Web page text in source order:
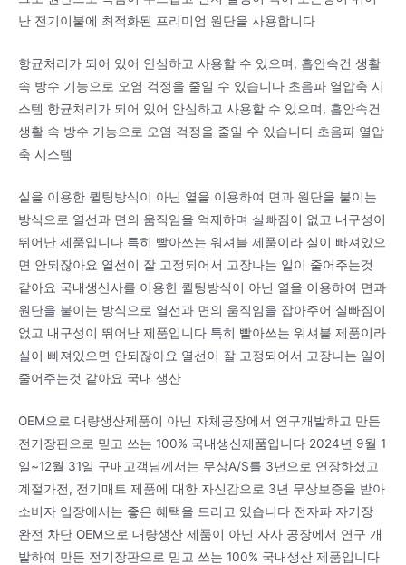
난 전기이불에 최적화된 프리미엄 원단을 사용합니다
항균처리가 되어 있어 안심하고 사용할 수 있으며, 흡안속건 생활
속 방수 기능으로 오염 걱정을 줄일 수 있습니다 초음파 열압축 시
스템 항균처리가 되어 있어 안심하고 사용할 수 있으며, 흡안속건
생활 속 방수 기능으로 오염 걱정을 줄일 수 있습니다 초음파 열압
축 시스템
실을 이용한 퀼팅방식이 아닌 열을 이용하여 면과 원단을 붙이는
방식으로 열선과 면의 움직임을 억제하며 실빠짐이 없고 내구성이
뛰어난 제품입니다 특히 빨아쓰는 워셔블 제품이라 실이 빠져있으
면 안되잖아요 열선이 잘 고정되어서 고장나는 일이 줄어주는것
같아요 국내생산사를 이용한 퀼팅방식이 아닌 열을 이용하여 면과
원단을 붙이는 방식으로 열선과 면의 움직임을 잡아주어 실빠짐이
없고 내구성이 뛰어난 제품입니다 특히 빨아쓰는 워셔블 제품이라
실이 빠져있으면 안되잖아요 열선이 잘 고정되어서 고장나는 일이
줄어주는것 같아요 국내 생산
OEM으로 대량생산제품이 아닌 자체공장에서 연구개발하고 만든
전기장판으로 믿고 쓰는 100% 국내생산제품입니다 2024년 9월 1
일~12월 31일 구매고객님께서는 무상A/S를 3년으로 연장하셨고
계절가전, 전기매트 제품에 대한 자신감으로 3년 무상보증을 받아
소비자 입장에서는 좋은 혜택을 드리고 있습니다 전자파 자기장
완전 차단 OEM으로 대량생산 제품이 아닌 자사 공장에서 연구 개
발하여 만든 전기장판으로 믿고 쓰는 100% 국내생산 제품입니다